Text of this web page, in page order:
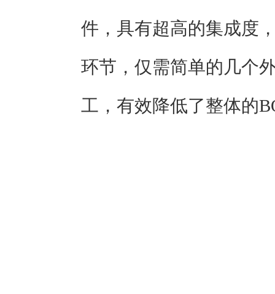
件，具有超高的集成度
环节，仅需简单的几个
工，有效降低了整体的